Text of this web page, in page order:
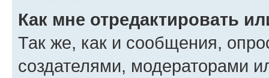
Как мне отредактировать
Так же, как и сообщения,
создателями, модераторами